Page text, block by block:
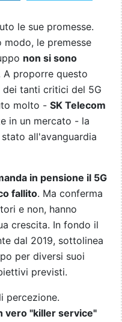
le sue promesse.
modo, le premesse
non si sono
A proporre questo
tanti critici del 5G
molto - SK Telecom
in un mercato - la
all'avanguardia
in pensione il 5G
fallito. Ma conferma
e non, hanno
crescita. In fondo il
dal 2019, sottolinea
per diversi suoi
previsti.
percezione.
vero "killer service"